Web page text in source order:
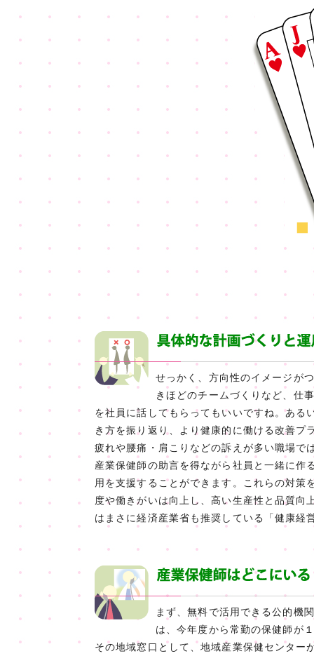
せっかく、方向性のイメージが
きほどのチームづくりなど、仕
を社員に話してもらってもいいですね。ある
き方を振り返り、より健康的に働ける改善
疲れや腰痛・肩こりなどの訴えが多い職場で
産業保健師の助言を得ながら社員と一緒に作
用を支援することができます。これらの対
度や働きがいは向上し、高い生産性と品質
はまさに経済産業省も推奨している「健康経
まず、無料で活用できる公的機
は、今年度から常勤の保健師が
その地域窓口として、地域産業保健センター